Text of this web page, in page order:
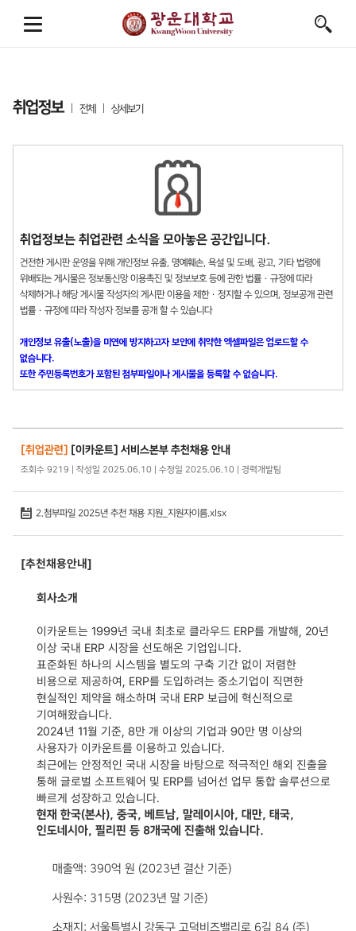
취업정보 전체 상세보기
취업정보는 취업관련 소식을 모아놓은 공간입니다.
건전한 게시판 운영을 위해 개인정보 유출, 명예훼손, 욕설 및 도배, 광고, 기타 법령에
위배되는 게시물은 정보통신망 이용촉진 및 정보보호 등에 관한 법률 · 규정에 따라
삭제하거나 해당 게시물 작성자의 게시판 이용을 제한 · 정지할 수 있으며, 정보공개 관련
법률 · 규정에 따라 작성자 정보를 공개 할 수 있습니다
개인정보 유출(노출)을 미연에 방지하고자 보안에 취약한 엑셀파일은 업로드할 수
없습니다.
또한 주민등록번호가 포함된 첨부파일이나 게시물을 등록할 수 없습니다.
[취업관련] [이카운트] 서비스본부 추천채용 안내
조회수 9219 | 작성일 2025.06.10 | 수정일 2025.06.10 | 경력개발팀
2.첨부파일 2025년 추천 채용 지원_지원자이름.xlsx
[추천채용안내]
회사소개
이카운트는 1999년 국내 최초로 클라우드 ERP를 개발해, 20년
이상 국내 ERP 시장을 선도해온 기업입니다.
표준화된 하나의 시스템을 별도의 구축 기간 없이 저렴한
비용으로 제공하여, ERP를 도입하려는 중소기업이 직면한
현실적인 제약을 해소하며 국내 ERP 보급에 혁신적으로
기여해왔습니다.
2024년 11월 기준, 8만 개 이상의 기업과 90만 명 이상의
사용자가 이카운트를 이용하고 있습니다.
최근에는 안정적인 국내 시장을 바탕으로 적극적인 해외 진출을
통해 글로벌 소프트웨어 및 ERP를 넘어선 업무 통합 솔루션으로
빠르게 성장하고 있습니다.
현재 한국(본사), 중국, 베트남, 말레이시아, 대만, 태국,
인도네시아, 필리핀 등 8개국에 진출해 있습니다.
매출액: 390억 원 (2023년 결산 기준)
사원수: 315명 (2023년 말 기준)
소재지: 서울특별시 강동구 고덕비즈밸리로 6길 84 (주)